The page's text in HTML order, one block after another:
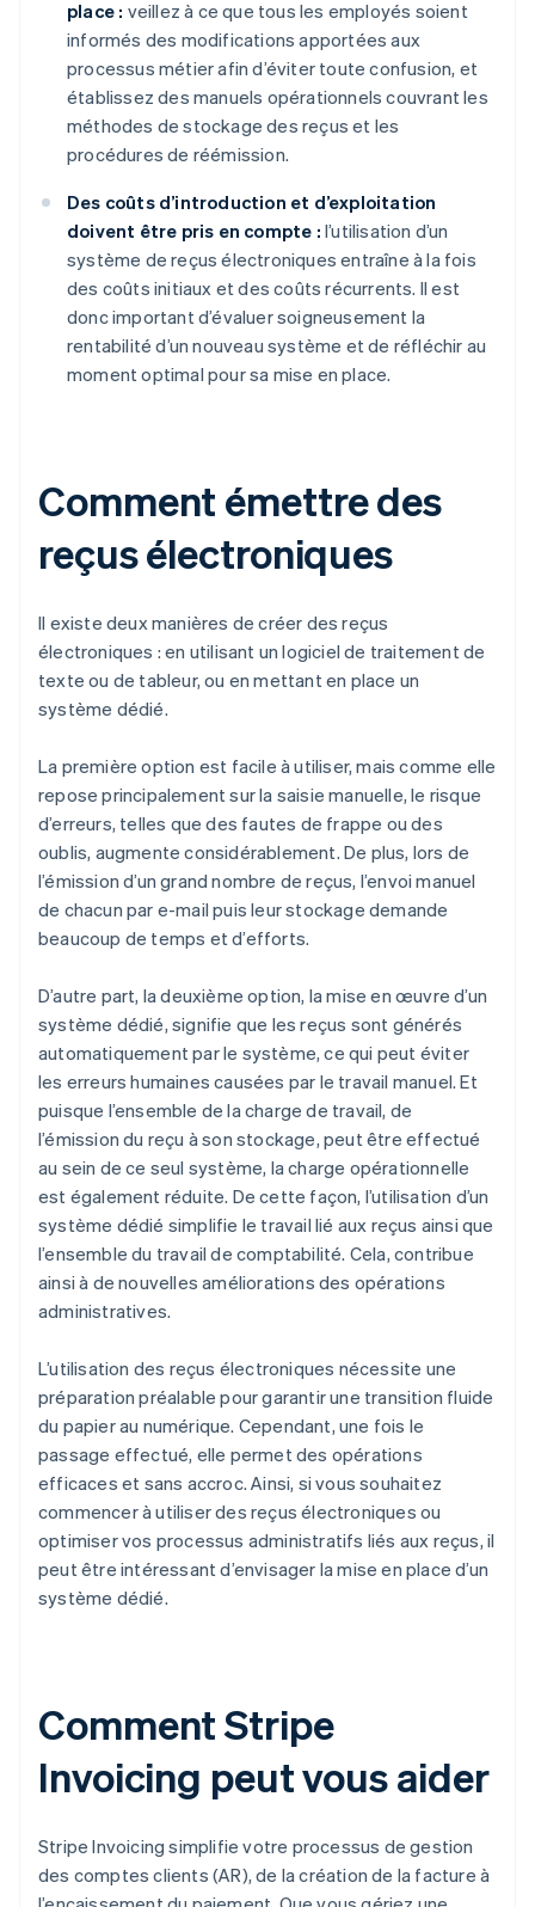
place : veillez à ce que tous les employés soient
informés des modifications apportées aux
processus métier afin d’éviter toute confusion, et
établissez des manuels opérationnels couvrant les
méthodes de stockage des reçus et les
procédures de réémission.
Des coûts d’introduction et d’exploitation
doivent être pris en compte : l’utilisation d’un
système de reçus électroniques entraîne à la fois
des coûts initiaux et des coûts récurrents. Il est
donc important d’évaluer soigneusement la
rentabilité d’un nouveau système et de réfléchir au
moment optimal pour sa mise en place.
Comment émettre des
reçus électroniques
Il existe deux manières de créer des reçus
électroniques : en utilisant un logiciel de traitement de
texte ou de tableur, ou en mettant en place un
système dédié.
La première option est facile à utiliser, mais comme elle
repose principalement sur la saisie manuelle, le risque
d’erreurs, telles que des fautes de frappe ou des
oublis, augmente considérablement. De plus, lors de
l’émission d’un grand nombre de reçus, l’envoi manuel
de chacun par e-mail puis leur stockage demande
beaucoup de temps et d’efforts.
D’autre part, la deuxième option, la mise en œuvre d’un
système dédié, signifie que les reçus sont générés
automatiquement par le système, ce qui peut éviter
les erreurs humaines causées par le travail manuel. Et
puisque l’ensemble de la charge de travail, de
l’émission du reçu à son stockage, peut être effectué
au sein de ce seul système, la charge opérationnelle
est également réduite. De cette façon, l’utilisation d’un
système dédié simplifie le travail lié aux reçus ainsi que
l’ensemble du travail de comptabilité. Cela, contribue
ainsi à de nouvelles améliorations des opérations
administratives.
L’utilisation des reçus électroniques nécessite une
préparation préalable pour garantir une transition fluide
du papier au numérique. Cependant, une fois le
passage effectué, elle permet des opérations
efficaces et sans accroc. Ainsi, si vous souhaitez
commencer à utiliser des reçus électroniques ou
optimiser vos processus administratifs liés aux reçus, il
peut être intéressant d’envisager la mise en place d’un
système dédié.
Comment Stripe
Invoicing peut vous aider
Stripe Invoicing simplifie votre processus de gestion
des comptes clients (AR), de la création de la facture à